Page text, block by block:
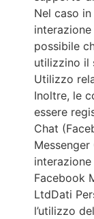
Nel caso
possibile
utilizzino il
Utilizzo
Inoltre, le
essere
Chat
Facebook
LtdDati
l’utilizzo